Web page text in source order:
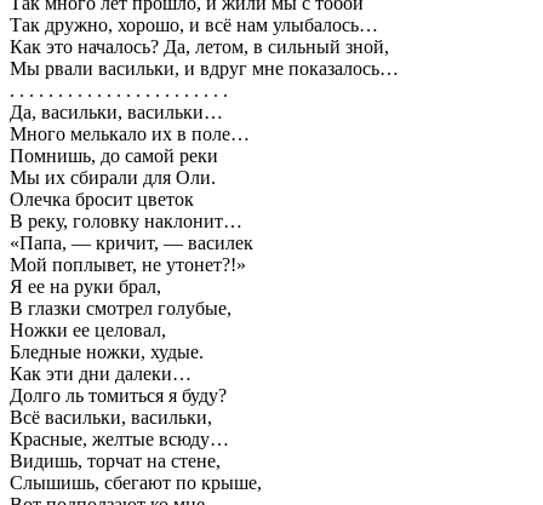
Так дружно, хорошо, и всё нам улыбалось…
Как это началось? Да, летом, в сильный зной,
Мы рвали васильки, и вдруг мне показалось…
. . . . . . . . . . . . . . . . . . . . . . .
Да, васильки, васильки…
Много мелькало их в поле…
Помнишь, до самой реки
Мы их сбирали для Оли.
Олечка бросит цветок
В реку, головку наклонит…
«Папа, — кричит, — василек
Мой поплывет, не утонет?!»
Я ее на руки брал,
В глазки смотрел голубые,
Ножки ее целовал,
Бледные ножки, худые.
Как эти дни далеки…
Долго ль томиться я буду?
Всё васильки, васильки,
Красные, желтые всюду…
Видишь, торчат на стене,
Слышишь, сбегают по крыше,